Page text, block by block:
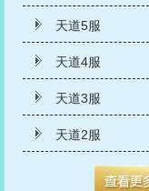
天道5服
天道4服
天道3服
天道2服